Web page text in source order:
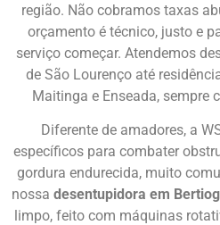
região. Não cobramos taxas
orçamento é técnico, justo e
serviço começar. Atendemos
de São Lourenço até
Maitinga e Enseada, sempre
Diferente de amadores, a
específicos para combater
gordura endurecida, muito
nossa desentupidora em
limpo, feito com máquinas